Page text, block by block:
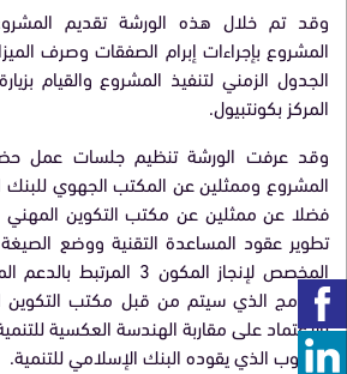
وقد تم خلال هذه الورشة تقديم
المشروع بإجراءات إبرام الصفقات وصرف
الجدول الزمني لتنفيذ المشروع والقيام
المركز بكونتبيول.
وقد عرفت الورشة تنظيم جلسات عمل
المشروع وممثلين عن المكتب الجهوي للبنك
فضلا عن ممثلين عن مكتب التكوين
تطوير عقود المساعدة التقنية ووضع الصيغة
المخصص لإنجاز المكون 3
البرنامج الذي سيتم من قبل مكتب
بالاعتماد على مقاربة الهندسة العكسية
– جنوب الذي يقوده البنك الإسلامي للتنمية.